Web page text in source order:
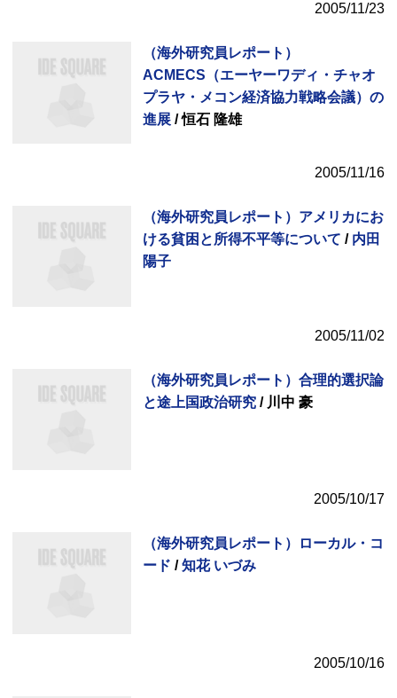
2005/11/23
（海外研究員レポート）
ACMECS（エーヤーワディ・チャオ
プラヤ・メコン経済協力戦略会議）の
進展/ 恒石 隆雄
2005/11/16
（海外研究員レポート）アメリカにお
ける貧困と所得不平等について / 内田
陽子
2005/11/02
（海外研究員レポート）合理的選択論
と途上国政治研究/ 川中 豪
2005/10/17
（海外研究員レポート）ローカル・コ
ード /知花 いづみ
2005/10/16